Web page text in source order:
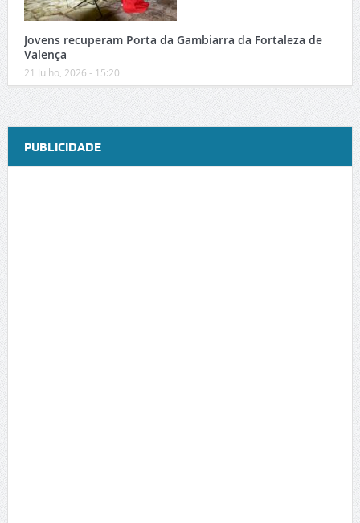
Jovens recuperam Porta da Gambiarra da Fortaleza de
Valença
21 Julho, 2026 - 15:20
PUBLICIDADE